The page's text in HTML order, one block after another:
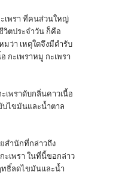
รา ที่คนส่วนใหญ่
ตประจำวัน ก็คือ
ว่า เหตุใดจึงมีตำรับ
กะเพราหมู กะเพรา
ราดับกลิ่นคาวเนื้อ
ไขมันและน้ำตาล
นักที่กล่าวถึง
เพรา ในที่นี้ขอกล่าว
ธิ์ลดไขมันและน้ำ